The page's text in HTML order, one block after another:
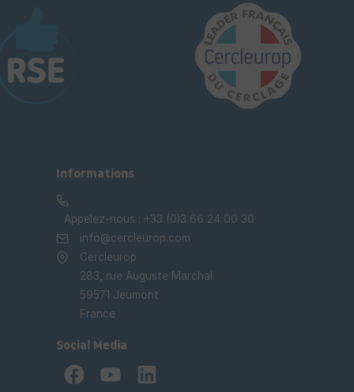
Informations
Appelez-nous : +33 (0)3 66 24 00 30
info@cercleurop.com
Cercleurop
283, rue Auguste Marchal
59571 Jeumont
France
Social Media